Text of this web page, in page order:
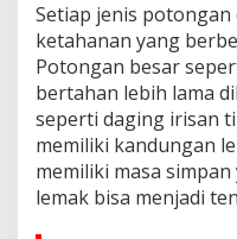
Setiap jenis
ketahanan yang
Potongan besar
bertahan lebih lama
seperti daging irisan
memiliki kandungan
memiliki masa
lemak bisa menjadi